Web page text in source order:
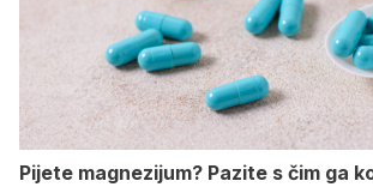
Pijete magnezijum? Pazite s čim ga